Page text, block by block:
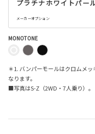
プラチナホワイトパー
メーカーオプション
MONOTONE
＊1. バンパーモールはクロムメ
なります。
■写真はS-Z （2WD ・ 7人乗り）。